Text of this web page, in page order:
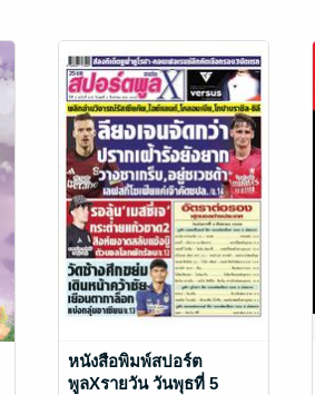
หนังสือพิมพ์สปอร์ต
พูลXรายวัน วันพุธที่ 5